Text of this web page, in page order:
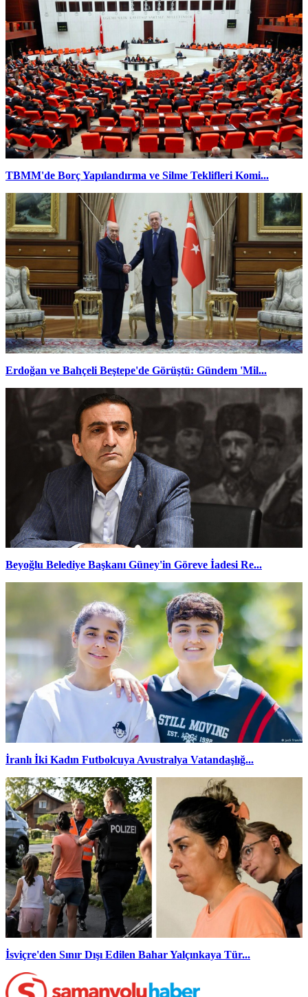
TBMM'de Borç Yapılandırma ve Silme Teklifleri Komi...
Erdoğan ve Bahçeli Beştepe'de Görüştü: Gündem 'Mil...
Beyoğlu Belediye Başkanı Güney'in Göreve İadesi Re...
İranlı İki Kadın Futbolcuya Avustralya Vatandaşlığ...
İsviçre'den Sınır Dışı Edilen Bahar Yalçınkaya Tür...